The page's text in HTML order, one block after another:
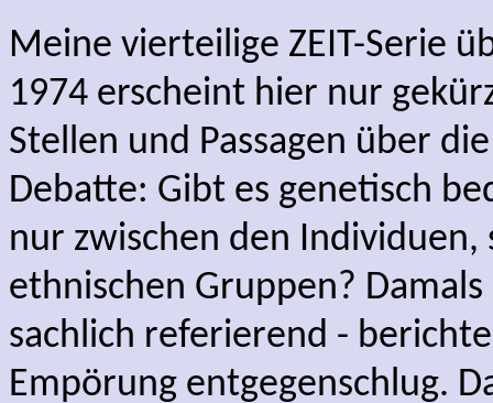
Meine vierteilige ZEIT-Serie
1974 erscheint hier nur
Stellen und Passagen über
Debatte: Gibt es genetisch
nur zwischen den Individuen,
ethnischen Gruppen?
sachlich referierend -
Empörung entgegenschlug.